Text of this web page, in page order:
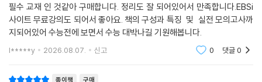
필수 교재 인 것같아 구매합니다. 정리도 잘 되어있어서 만족합니다.EBSi
사이트 무료강의도 되어서 좋아요. 책의 구성과 특징 및 실전 모의고사까
지되어있어 수능전에 보면서 수능 대박나길 기원해봅니다.
l*****y 2026.08.07. 신고 0 댓글0
종이책 구매